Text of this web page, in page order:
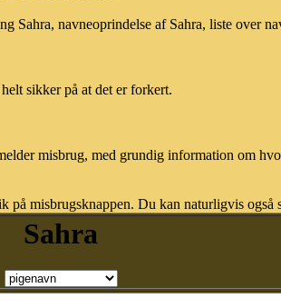
Sahra, navneoprindelse af Sahra, liste over
sikker på at det er forkert.
misbrug, med grundig information om
misbrugsknappen. Du kan naturligvis også
Sahra